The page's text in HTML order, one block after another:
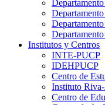
Institutos y Centros
INTE-PUCP
IDEHPUCP
Centro de
Instituto
Centro de